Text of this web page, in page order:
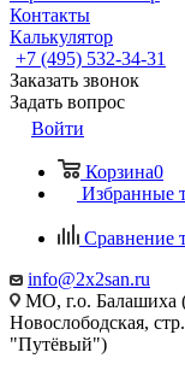
Контакты
Калькулятор
+7 (495) 532‑34‑31
Заказать звонок
Задать вопрос
Войти
Корзина0
Избранные
Сравнение
info@2x2san.ru
МО, г.о. Балашиха
Новослободская,
"Путёвый")